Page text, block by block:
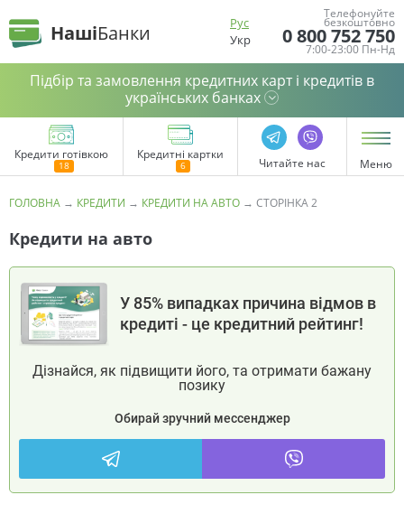
НашіБанки
Рус
Укр
Телефонуйте
безкоштовно
0 800 752 750
7:00-23:00 Пн-Нд
Підбір та замовлення кредитних карт і кредитів в
українських банках
Кредити готівкою Кредитні картки
Читайте нас Меню
ГОЛОВНА → КРЕДИТИ → КРЕДИТИ НА АВТО → СТОРІНКА 2
Кредити на авто
У 85% випадках причина відмов в
кредиті - це кредитний рейтинг!
Дізнайся, як підвищити його, та отримати бажану
позику
Обирай зручний мессенджер